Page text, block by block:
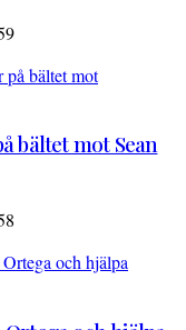
bältet mot Sean